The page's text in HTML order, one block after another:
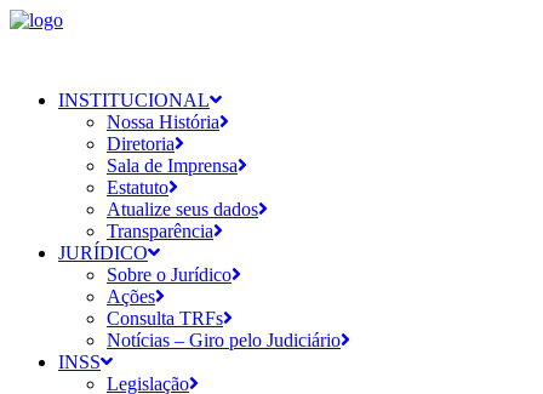
INSTITUCIONAL
Nossa História
Diretoria
Sala de Imprensa
Estatuto
Atualize seus dados
Transparência
JURÍDICO
Sobre o Jurídico
Ações
Consulta TRFs
Notícias – Giro pelo Judiciário
INSS
Legislação